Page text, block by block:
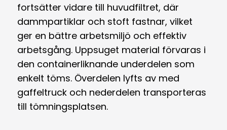
fortsätter vidare till huvudfiltret, där
dammpartiklar och stoft fastnar, vilket
ger en bättre arbetsmiljö och effektiv
arbetsgång. Uppsuget material förvaras i
den containerliknande underdelen som
enkelt töms. Överdelen lyfts av med
gaffeltruck och nederdelen transporteras
till tömningsplatsen.